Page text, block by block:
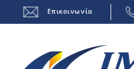
Επικοινωνία